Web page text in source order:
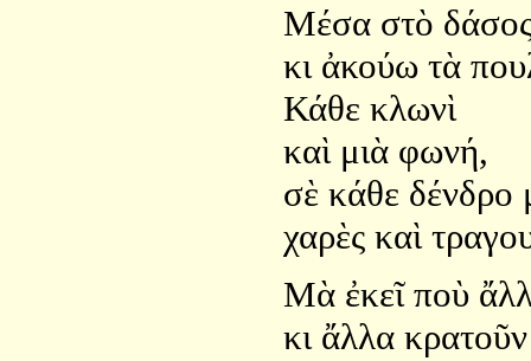
Μέσα στὸ
κι ἀκούω τὰ
Κάθε κλωνὶ
καὶ μιὰ φωνή,
σὲ κάθε δένδρο
χαρὲς καὶ
Μὰ ἐκεῖ ποὺ
κι ἄλλα